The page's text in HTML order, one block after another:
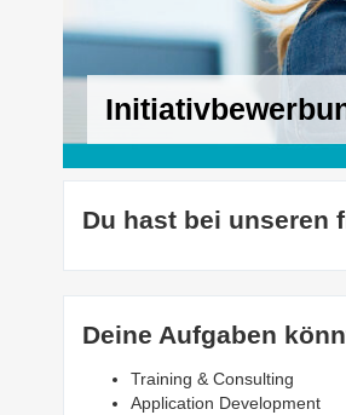
Du hast bei unseren
Deine Aufgaben
Training & Consulting
Application Development